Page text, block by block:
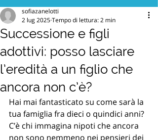
Successione e figli
adottivi: posso lasciare
l’eredità a un figlio che
ancora non c’è?
sofiazanelotti
2 lug 2025Tempo di lettura: 2 min
Hai mai fantasticato su come sarà la
tua famiglia fra dieci o quindici anni?
C’è chi immagina nipoti che ancora
non sono nemmeno nei pensieri dei